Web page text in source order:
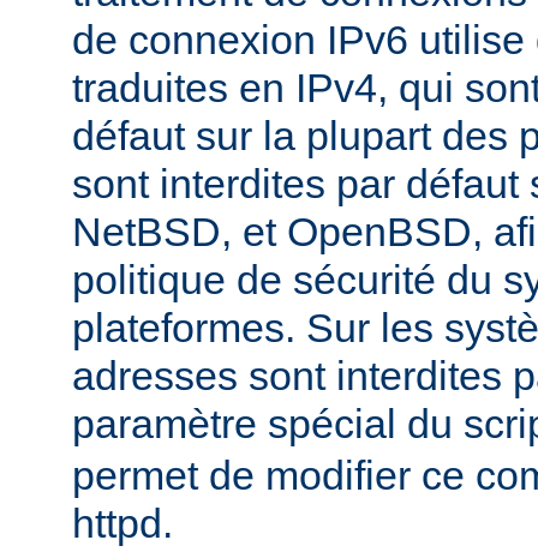
de connexion IPv6
traduites en IPv4, qui
défaut sur la plupart des
sont interdites par défaut
NetBSD, et OpenBSD,
politique de sécurité du
plateformes. Sur les
adresses sont interdites
paramètre spécial du
permet de modifier ce
httpd.